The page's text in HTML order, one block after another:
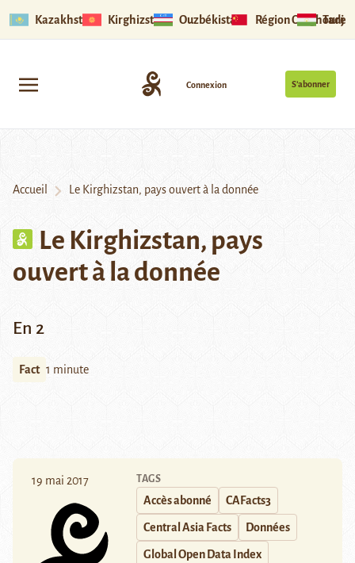
Kazakhstan Kirghizstan Ouzbékistan Région Ouïghoure
S’abonner
Connexion
Accueil Le Kirghizstan, pays ouvert à la donnée
Le Kirghizstan, pays
ouvert à la donnée
En 2
Fact 1 minute
19 mai 2017 TAGS
Accès abonné CAFacts3
Central Asia Facts Données
Global Open Data Index